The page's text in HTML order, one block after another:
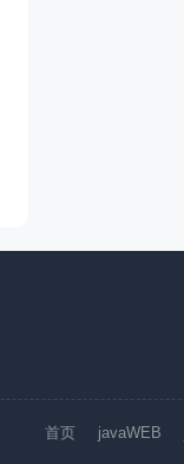
首页 javaWEB